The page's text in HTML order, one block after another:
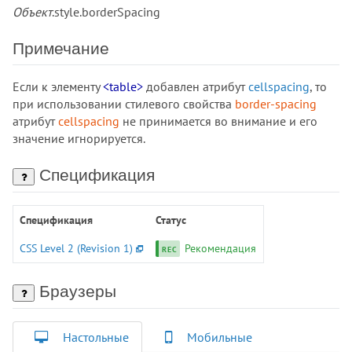
Объект.style.borderSpacing
Примечание
Если к элементу<table> добавлен атрибутcellspacing, то
при использовании стилевого свойства border-spacing
атрибутcellspacing не принимается во внимание и его
значение игнорируется.
Спецификация
Спецификация
Статус
CSS Level 2 (Revision 1)
Рекомендация
Браузеры
Настольные Мобильные
:user-valid
:visited
:volume-locked
@charset
@document
@font-face
@keyframes
@media
@page
@supports
@viewport
accent-color
align-content
align-items
align-self